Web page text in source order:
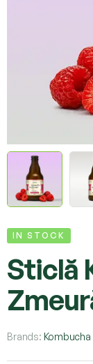
IN STOCK
Sticlă
Brands: